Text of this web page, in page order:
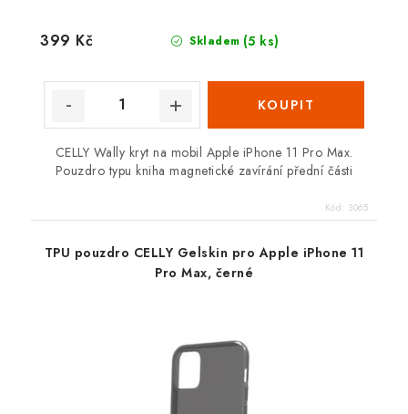
Skladem (5 ks)
399 Kč
CELLY Wally kryt na mobil Apple iPhone 11 Pro Max.
Pouzdro typu kniha magnetické zavírání přední části
Kód: 3065
TPU pouzdro CELLY Gelskin pro Apple iPhone 11
Pro Max, černé